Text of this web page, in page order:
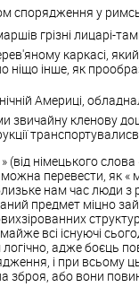
спорядження у
грізні лицарі-
каркасі,
ніщо інше, як
Америці,
звичайну кленову
(від німецького
перевести, як «
нам час люди з
предмет міцно
всі існуючі
логічно, адже боєць
і при всьому
зброя, або вони